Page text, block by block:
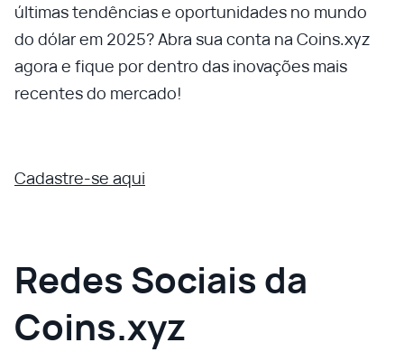
últimas tendências e oportunidades no mundo
do dólar em 2025? Abra sua conta na Coins.xyz
agora e fique por dentro das inovações mais
recentes do mercado!
Cadastre-se aqui
Redes Sociais da
Coins.xyz